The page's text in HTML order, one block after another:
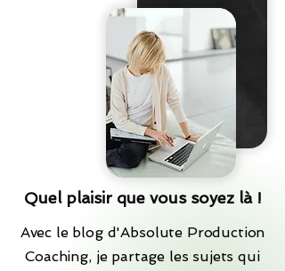
Quel plaisir que vous soyez là !
Avec le blog d'Absolute Production
Coaching, je partage les sujets qui